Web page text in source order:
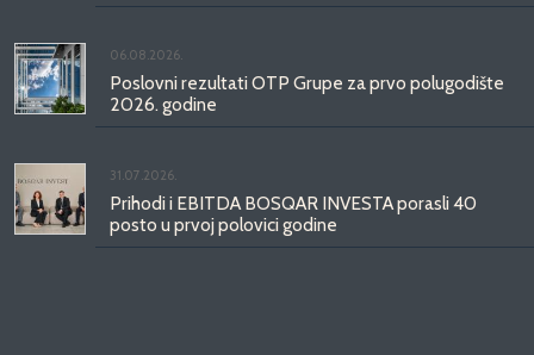
06.08.2026.
Poslovni rezultati OTP Grupe za prvo polugodište
2026. godine
31.07.2026.
Prihodi i EBITDA BOSQAR INVESTA porasli 40
posto u prvoj polovici godine